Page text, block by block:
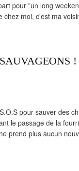
pour "un long
chez moi, c'est ma
!
pour sauver des
le passage de la
prend plus aucun